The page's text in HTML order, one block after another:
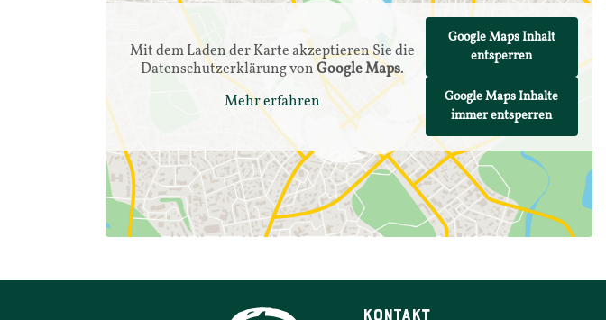
Mit dem Laden der Karte akzep­tieren Sie die
Daten­schutz­er­klärung vonGoogle Maps.
Mehr erfahren
Google Maps Inhalt
entsperren
Google Maps Inhalte
immer entsperren
KONTAKT